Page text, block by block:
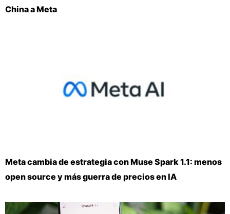
China a Meta
Meta cambia de estrategia con Muse Spark 1.1: menos
open source y más guerra de precios en IA